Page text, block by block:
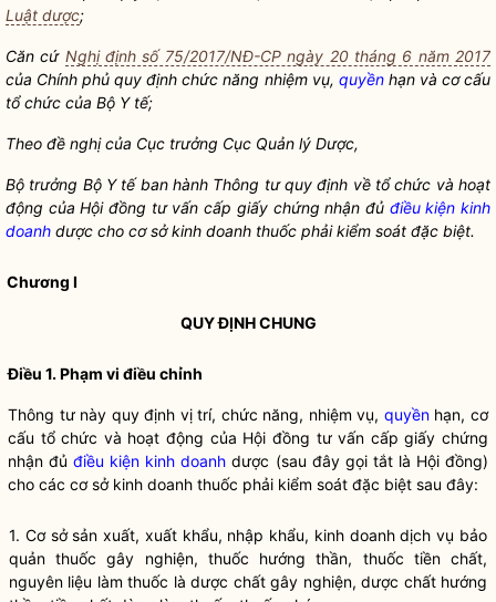
Luật dược;
Căn cứ Nghị định số 75/2017/NĐ-CP ngày 20 tháng 6 năm 2017
của Chính phủ quy định chức năng nhiệm vụ, quyềnhạn và cơ cấu
tổ chức của Bộ Y tế;
Theo đề nghị của Cục trưởng Cục Quản lý Dược,
Bộ trưởng Bộ Y tế ban hành Thông tư quy định về tổ chức và hoạt
động của Hội đồng tư vấn cấp giấy chứng nhận đủ điều kiện kinh
doanh dược cho cơ sở kinh doanh thuốc phải kiểm soát đặc biệt.
Chương I
QUY ĐỊNH CHUNG
Điều 1. Phạm vi điều chỉnh
Thông tư này quy định vị trí, chức năng, nhiệm vụ, quyềnhạn, cơ
cấu tổ chức và hoạt động của Hội đồng tư vấn cấp giấy chứng
nhận đủđiều kiện kinh doanh dược (sau đây gọi tắt là Hội đồng)
cho các cơ sở kinh doanh thuốc phải kiểm soát đặc biệt sau đây:
1. Cơ sở sản xuất, xuất khẩu, nhập khẩu, kinh doanh dịch vụ bảo
quản thuốc gây nghiện, thuốc hướng thần, thuốc tiền chất,
nguyên liệu làm thuốc là dược chất gây nghiện, dược chất hướng